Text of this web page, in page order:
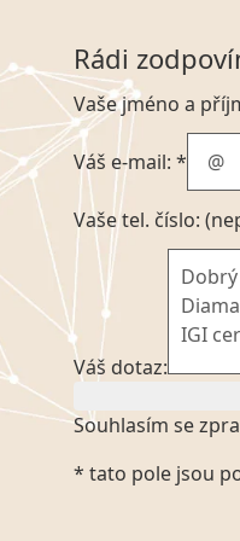
Rádi
Vaše jméno a
Váš e-mail: *
Vaše tel. číslo:
Váš dotaz:
Souhlasím se
Kliknutím na výše
platném znění
* tato pole jsou